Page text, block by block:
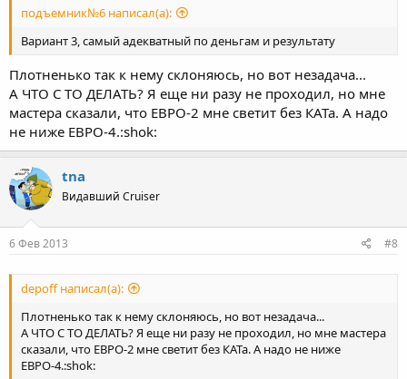
подъемник№6 написал(а):
Вариант 3, самый адекватный по деньгам и результату
Плотненько так к нему склоняюсь, но вот незадача...
А ЧТО С ТО ДЕЛАТЬ? Я еще ни разу не проходил, но мне
мастера сказали, что ЕВРО-2 мне светит без КАТа. А надо
не ниже ЕВРО-4.:shok:
tna
Видавший Cruiser
6 Фев 2013 #8
depoff написал(а):
Плотненько так к нему склоняюсь, но вот незадача...
А ЧТО С ТО ДЕЛАТЬ? Я еще ни разу не проходил, но мне мастера
сказали, что ЕВРО-2 мне светит без КАТа. А надо не ниже
ЕВРО-4.:shok: